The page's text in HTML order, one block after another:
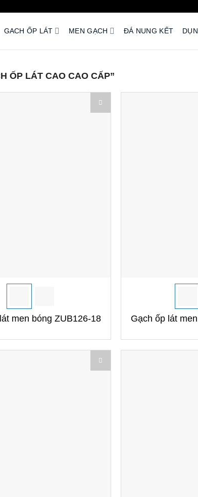
GACH ỐP LÁT MEN GẠCH ĐÁ NUNG KẾT
ỐP LÁT CAO CAO CẤP”
men bóng ZUB126-18 Gạch ốp lát